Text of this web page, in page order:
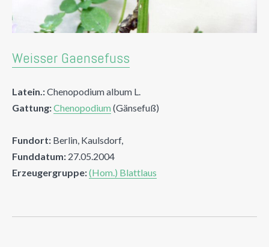
Weisser Gaensefuss
Latein.:Chenopodium album L.
Gattung:Chenopodium (Gänsefuß)
Fundort: Berlin, Kaulsdorf,
Funddatum: 27.05.2004
Erzeugergruppe:(Hom.) Blattlaus